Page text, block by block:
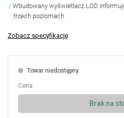
Wbudowany wyświetlacz LCD
trzech poziomach
Zobacz specyfikację
Towar niedostępny.
Cena
Brak na